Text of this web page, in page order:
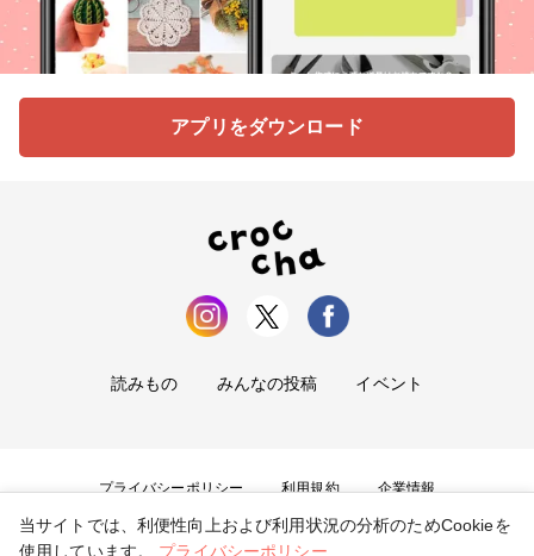
アプリをダウンロード
読みもの みんなの投稿 イベント
プライバシーポリシー 利用規約 企業情報
お問い合わせ
当サイトでは、利便性向上および利用状況の分析のためCookieを
使用しています。
プライバシーポリシー